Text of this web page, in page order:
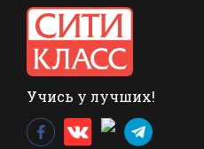
Учись у лучших!